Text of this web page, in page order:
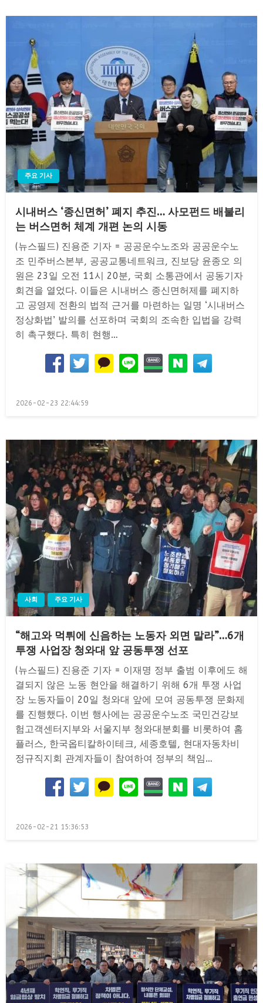
주요 기사
시내버스 ‘종신면허’ 폐지 추진… 사모펀드 배불리
는 버스면허 체계 개편 논의 시동
(뉴스필드) 진용준 기자 = 공공운수노조와 공공운수노
조 민주버스본부, 공공교통네트워크, 진보당 윤종오 의
원은 23일 오전 11시 20분, 국회 소통관에서 공동기자
회견을 열었다. 이들은 시내버스 종신면허제를 폐지하
고 공영제 전환의 법적 근거를 마련하는 일명 ‘시내버스
정상화법’ 발의를 선포하며 국회의 조속한 입법을 강력
히 촉구했다. 특히 현행…
Posted
2026-02-23 22:44:59
사회 주요 기사
“해고와 먹튀에 신음하는 노동자 외면 말라”…6개
투쟁 사업장 청와대 앞 공동투쟁 선포
(뉴스필드) 진용준 기자 = 이재명 정부 출범 이후에도 해
결되지 않은 노동 현안을 해결하기 위해 6개 투쟁 사업
장 노동자들이 20일 청와대 앞에 모여 공동투쟁 문화제
를 진행했다. 이번 행사에는 공공운수노조 국민건강보
험고객센터지부와 서울지부 청와대분회를 비롯하여 홈
플러스, 한국옵티칼하이테크, 세종호텔, 현대자동차비
정규직지회 관계자들이 참여하여 정부의 책임…
Posted
2026-02-21 15:36:53